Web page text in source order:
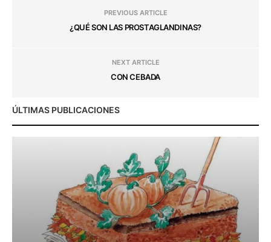
PREVIOUS ARTICLE
¿QUÉ SON LAS PROSTAGLANDINAS?
NEXT ARTICLE
CON CEBADA
ÚLTIMAS PUBLICACIONES